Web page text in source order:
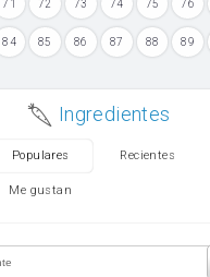
71 72 73 74 75 76
84 85 86 87 88 89
Ingredientes
Populares Recientes
Me gustan